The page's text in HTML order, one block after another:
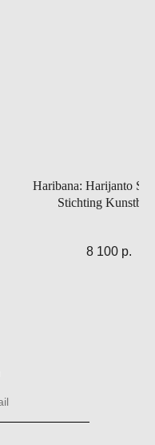
Haribana: Harijanto
Stichting
8 100 р.